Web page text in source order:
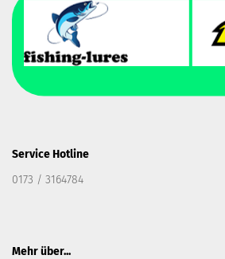
Service Hotline
0173 / 3164784
Mehr über...